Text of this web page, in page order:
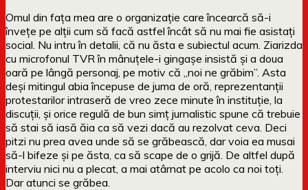
Omul din fața mea are o organizație care încearcă să-i
învețe pe alții cum să facă astfel încât să nu mai fie asistați
social. Nu intru în detalii, că nu ăsta e subiectul acum. Ziarizda
cu microfonul TVR în mânuțele-i gingașe insistă și a doua
oară pe lângă personaj, pe motiv că „noi ne grăbim”. Asta
deși mitingul abia începuse de juma de oră, reprezentanții
protestarilor intraseră de vreo zece minute în instituție, la
discuții, și orice regulă de bun simț jurnalistic spune că trebuie
să stai să iasă ăia ca să vezi dacă au rezolvat ceva. Deci
pitzi nu prea avea unde să se grăbească, dar voia ea musai
să-l bifeze și pe ăsta, ca să scape de o grijă. De altfel după
interviu nici nu a plecat, a mai atârnat pe acolo ca noi toți.
Dar atunci se grăbea.